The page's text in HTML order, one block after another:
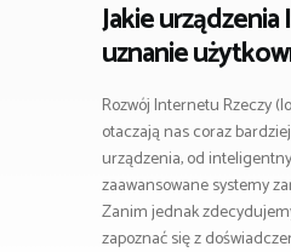
Jakie
uznanie
Rozwój Internetu Rzeczy
otaczają nas coraz
urządzenia, od
zaawansowane systemy
Zanim jednak
zapoznać się z